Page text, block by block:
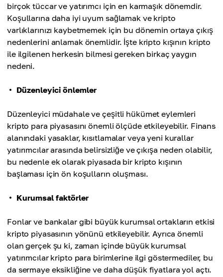
birçok tüccar ve yatırımcı için en karmaşık dönemdir.
Koşullarına daha iyi uyum sağlamak ve kripto
varlıklarınızı kaybetmemek için bu dönemin ortaya çıkış
nedenlerini anlamak önemlidir. İşte kripto kışının kripto
ile ilgilenen herkesin bilmesi gereken birkaç yaygın
nedeni.
Düzenleyici önlemler
Düzenleyici müdahale ve çeşitli hükümet eylemleri
kripto para piyasasını önemli ölçüde etkileyebilir. Finans
alanındaki yasaklar, kısıtlamalar veya yeni kurallar
yatırımcılar arasında belirsizliğe ve çıkışa neden olabilir,
bu nedenle ek olarak piyasada bir kripto kışının
başlaması için ön koşulların oluşması.
Kurumsal faktörler
Fonlar ve bankalar gibi büyük kurumsal ortakların etkisi
kripto piyasasının yönünü etkileyebilir. Ayrıca önemli
olan gerçek şu ki, zaman içinde büyük kurumsal
yatırımcılar kripto para birimlerine ilgi göstermediler, bu
da sermaye eksikliğine ve daha düşük fiyatlara yol açtı.